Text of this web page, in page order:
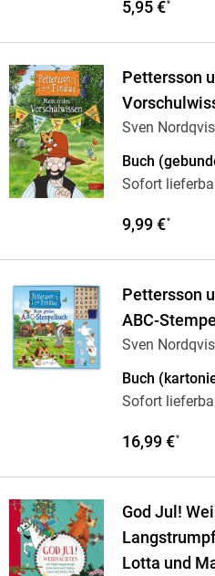
5,95 €*
Pettersson
Sven
Buch
Sofort
9,99 €*
Pettersson
ABC-
Sven
Buch
Sofort
16,99 €*
God Jul!
Lotta und